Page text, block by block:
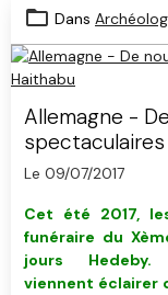
Dans
Allemagne -
Le 09/07/2017
Cet été 2017,
funéraire du
jours Hedeby.
viennent éclairer